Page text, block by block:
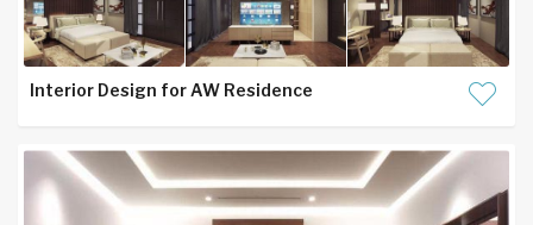
Interior Design for AW Residence